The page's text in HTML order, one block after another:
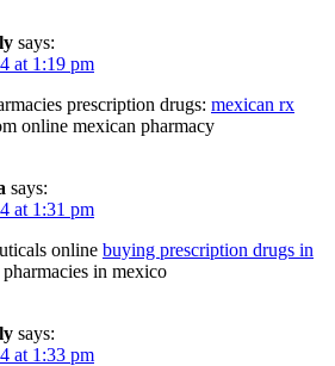
says:
at 1:19 pm
prescription drugs: mexican rx
online mexican pharmacy
says:
at 1:31 pm
online buying prescription drugs in
in mexico
says:
at 1:33 pm